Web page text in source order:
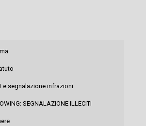
e segnalazione infrazioni
SEGNALAZIONE ILLECITI